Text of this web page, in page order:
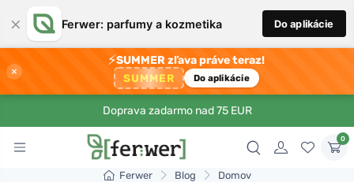
× Ferwer: parfumy a kozmetika Do aplikácie
×
⚡SUMMER zľava práve teraz!
SUMMER Do aplikácie
Doprava zadarmo nad 75 EUR
0
Ferwer Blog Domov